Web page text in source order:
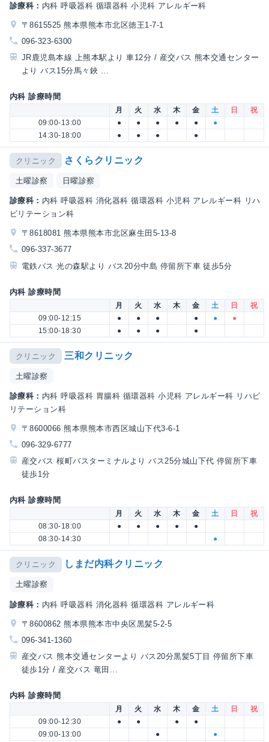
診療科： 内科 呼吸器科 循環器科 小児科 アレルギー科
〒8615525 熊本県熊本市北区徳王1-7-1
096-323-6300
JR鹿児島本線 上熊本駅より 車12分 / 産交バス 熊本交通センター
より バス15分馬々鋏 ...
内科 診療時間
月 火 水 木 金 土 日
祝
09:00-13:00
● ● ● ● ●
●
14:30-18:00
● ● ● ●
クリニック さくらクリニック
土曜診察 日曜診察
診療科： 内科 呼吸器科 消化器科 循環器科 小児科 アレルギー科 リハ
ビリテーション科
〒8618081 熊本県熊本市北区麻生田5-13-8
096-337-3677
電鉄バス 光の森駅より バス20分中島 停留所下車 徒歩5分
内科 診療時間
月 火 水 木 金 土 日
祝
09:00-12:15
● ● ● ● ●
●
15:00-18:30
● ● ● ●
クリニック 三和クリニック
土曜診察
診療科： 内科 呼吸器科 胃腸科 循環器科 小児科 アレルギー科 リハビ
リテーション科
〒8600066 熊本県熊本市西区城山下代3-6-1
096-329-6777
産交バス 桜町バスターミナルより バス25分城山下代 停留所下車
徒歩1分
内科 診療時間
月 火 水 木 金 土 日
祝
08:30-18:00
● ● ● ●
●
08:30-14:30
●
クリニック しまだ内科クリニック
土曜診察
診療科： 内科 呼吸器科 消化器科 循環器科 アレルギー科
〒8600862 熊本県熊本市中央区黒髪5-2-5
096-341-1360
産交バス 熊本交通センターより バス20分黒髪5丁目 停留所下車
徒歩1分 / 産交バス 竜田...
内科 診療時間
月 火 水 木 金 土 日
祝
09:00-12:30
● ● ●
●
09:00-13:00
● ●